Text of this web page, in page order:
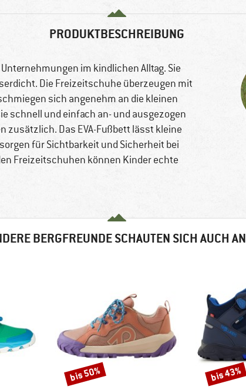
PRODUKTBESCHREIBUNG
im kindlichen Alltag. Sie
Die Freizeitschuhe überzeugen mit
sich angenehm an die kleinen
schnell und einfach an- und ausgezogen
zusätzlich. Das EVA-Fußbett lässt kleine
für Sichtbarkeit und Sicherheit bei
Freizeitschuhen können Kinder echte
BERGFREUNDE SCHAUTEN SICH AUCH AN
Rabatt
bis 50% Rabatt
bis 43%